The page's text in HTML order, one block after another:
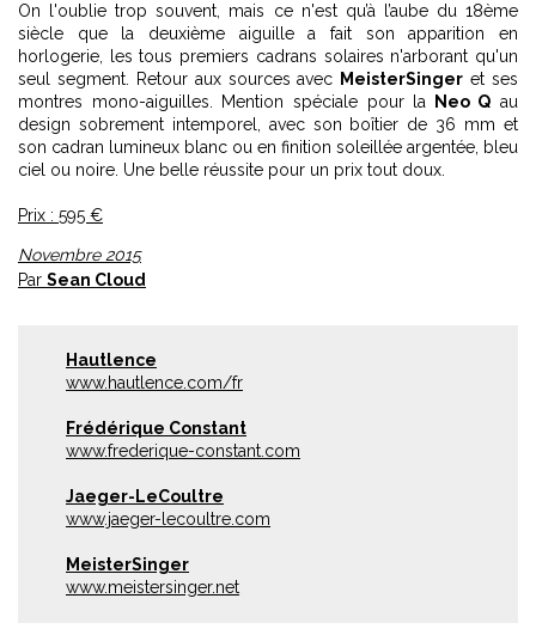
On l'oublie trop souvent, mais ce n'est qu’à l’aube du 18ème
siècle que la deuxième aiguille a fait son apparition en
horlogerie, les tous premiers cadrans solaires n'arborant qu'un
seul segment. Retour aux sources avec MeisterSinger et ses
montres mono-aiguilles. Mention spéciale pour la Neo Q au
design sobrement intemporel, avec son boîtier de 36 mm et
son cadran lumineux blanc ou en finition soleillée argentée, bleu
ciel ou noire. Une belle réussite pour un prix tout doux.
Prix : 595 €
Novembre 2015
Par Sean Cloud
Hautlence
www.hautlence.com/fr
Frédérique Constant
www.frederique-constant.com
Jaeger-LeCoultre
www.jaeger-lecoultre.com
MeisterSinger
www.meistersinger.net